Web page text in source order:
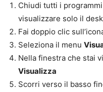
Chiudi tutti i
visualizzare solo il
Fai doppio clic
Seleziona il menu
Nella finestra che stai
Visualizza
Scorri verso il basso